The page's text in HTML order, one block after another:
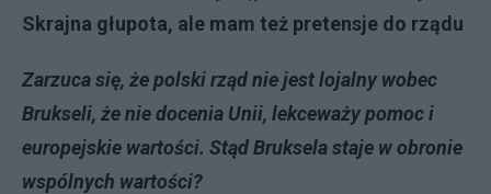
Skrajna głupota, ale mam też pretensje do rządu
Zarzuca się, że polski rząd nie jest lojalny wobec
Brukseli, że nie docenia Unii, lekceważy pomoc i
europejskie wartości. Stąd Bruksela staje w obronie
wspólnych wartości?